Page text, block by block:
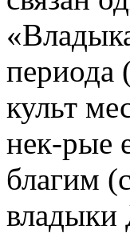
периода
культ
нек-рые
благим
владыки